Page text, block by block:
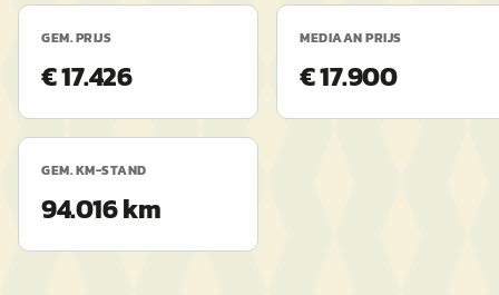
GEM. PRIJS
€ 17.426
MEDIAAN PRIJS
€ 17.900
GEM. KM-STAND
94.016 km